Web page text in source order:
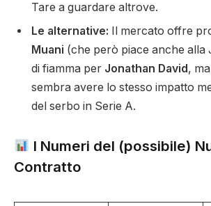
Tare a guardare altrove.
Le alternative: Il mercato offre
Muani (che però piace anche alla
di fiamma per Jonathan David ,
sembra avere lo stesso impatto
del serbo in Serie A.
I Numeri del (possibile)
Contratto